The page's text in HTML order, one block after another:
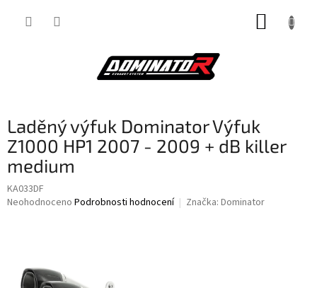
Laděný výfuk Dominator Výfuk
Z1000 HP1 2007 - 2009 + dB killer
medium
KA033DF
Průměrné
Neohodnoceno Podrobnosti hodnocení Značka: Dominator